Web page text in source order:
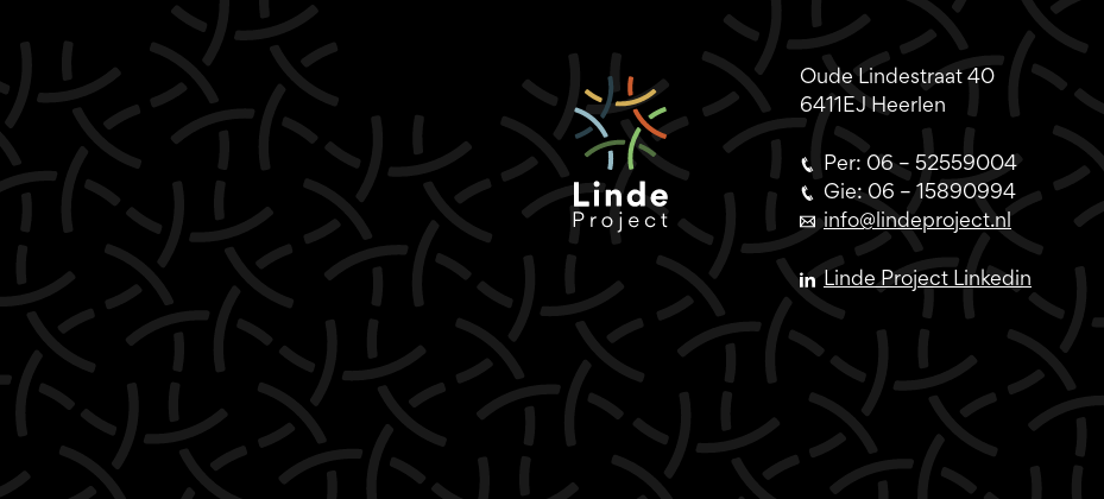
Oude Lindestraat 40
6411EJ Heerlen
Per: 06 – 52559004
Gie: 06 – 15890994
info@lindeproject.nl
Linde Project Linkedin